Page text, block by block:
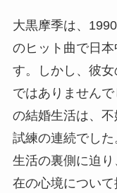
大黒摩季は、
のヒット曲で日
す。しかし、彼
ではありません
の結婚生活は、
試練の連続でし
生活の裏側に迫
在の心境について